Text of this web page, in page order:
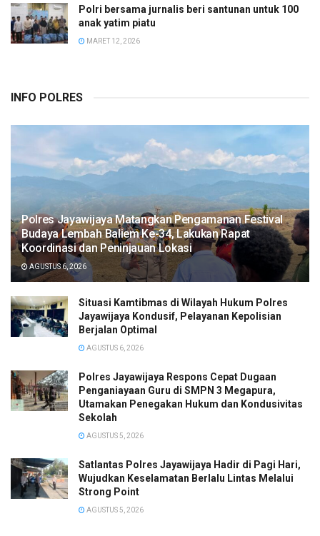
Polri bersama jurnalis beri santunan untuk 100
anak yatim piatu
MARET 12, 2026
INFO POLRES
Polres Jayawijaya Matangkan Pengamanan Festival
Budaya Lembah Baliem Ke-34, Lakukan Rapat
Koordinasi dan Peninjauan Lokasi
AGUSTUS 6, 2026
Situasi Kamtibmas di Wilayah Hukum Polres
Jayawijaya Kondusif, Pelayanan Kepolisian
Berjalan Optimal
AGUSTUS 6, 2026
Polres Jayawijaya Respons Cepat Dugaan
Penganiayaan Guru di SMPN 3 Megapura,
Utamakan Penegakan Hukum dan Kondusivitas
Sekolah
AGUSTUS 5, 2026
Satlantas Polres Jayawijaya Hadir di Pagi Hari,
Wujudkan Keselamatan Berlalu Lintas Melalui
Strong Point
AGUSTUS 5, 2026